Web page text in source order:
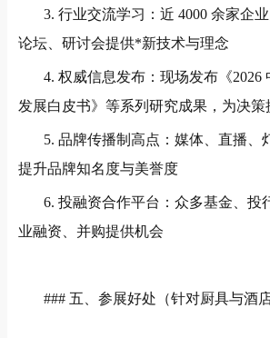
3. 行业交流学习：近 4000 余家企
论坛、研讨会提供*新技术与理念
4. 权威信息发布：现场发布《2026
发展白皮书》等系列研究成果，为决策
5. 品牌传播制高点：媒体、直播、
提升品牌知名度与美誉度
6. 投融资合作平台：众多基金、投
业融资、并购提供机会
### 五、参展好处（针对厨具与酒